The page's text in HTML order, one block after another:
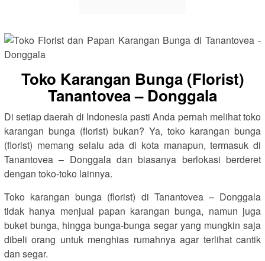
Toko Karangan Bunga (Florist)
Tanantovea – Donggala
Di setiap daerah di Indonesia pasti Anda pernah melihat toko
karangan bunga (florist) bukan? Ya, toko karangan bunga
(florist) memang selalu ada di kota manapun, termasuk di
Tanantovea – Donggala dan biasanya berlokasi berderet
dengan toko-toko lainnya.
Toko karangan bunga (florist) di Tanantovea – Donggala
tidak hanya menjual papan karangan bunga, namun juga
buket bunga, hingga bunga-bunga segar yang mungkin saja
dibeli orang untuk menghias rumahnya agar terlihat cantik
dan segar.